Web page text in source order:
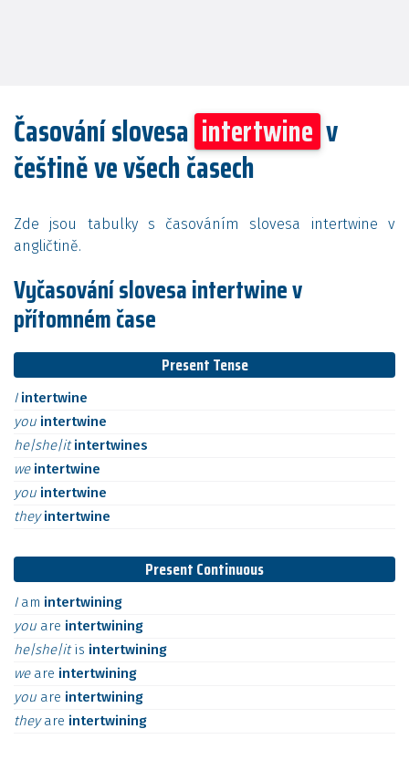
Časování slovesa intertwine v
češtině ve všech časech
Zde jsou tabulky s časováním slovesa intertwine v
angličtině.
Vyčasování slovesa intertwine v
přítomném čase
Present Tense
I intertwine
you intertwine
he|she|itintertwines
we intertwine
you intertwine
theyintertwine
Present Continuous
I am intertwining
you are intertwining
he|she|itis intertwining
we are intertwining
you are intertwining
theyare intertwining